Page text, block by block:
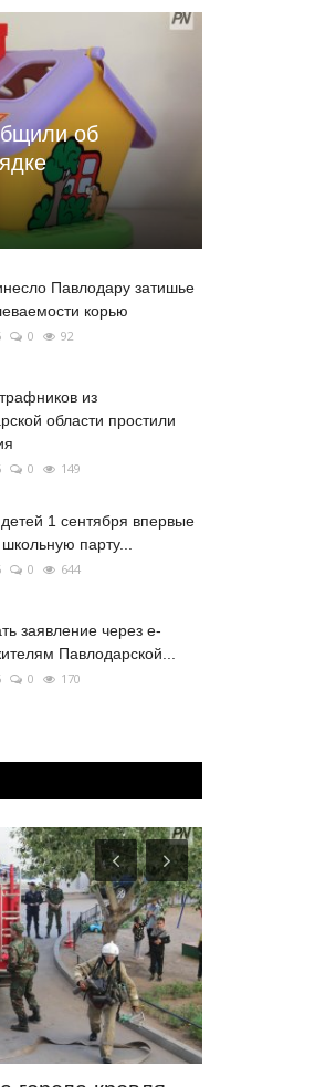
об
Павлодару затишье
корью
0 92
из
области простили
0 149
1 сентября впервые
парту...
0 644
заявление через e-
Павлодарской...
0 170